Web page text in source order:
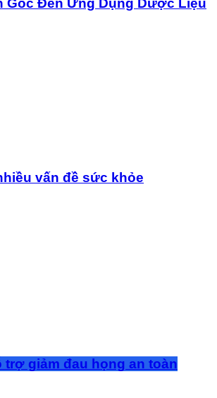
Gốc Đến Ứng Dụng Dược Liệu
vấn đề sức khỏe
giảm đau họng an toàn